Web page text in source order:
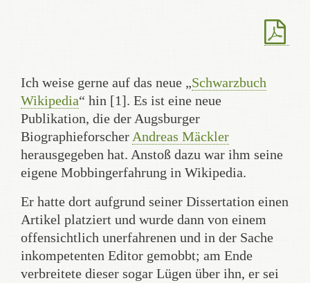
Ich weise gerne auf das neue „Schwarzbuch
Wikipedia“ hin [1]. Es ist eine neue
Publikation, die der Augsburger
Biographieforscher Andreas Mäckler
herausgegeben hat. Anstoß dazu war ihm seine
eigene Mobbingerfahrung in Wikipedia.
Er hatte dort aufgrund seiner Dissertation einen
Artikel platziert und wurde dann von einem
offensichtlich unerfahrenen und in der Sache
inkompetenten Editor gemobbt; am Ende
verbreitete dieser sogar Lügen über ihn, er sei